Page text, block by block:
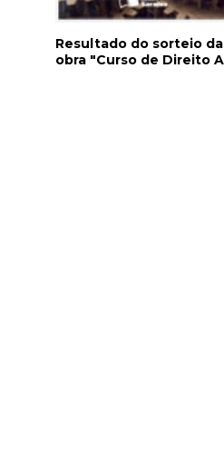
Resultado do sorteio da
obra "Curso de Direito